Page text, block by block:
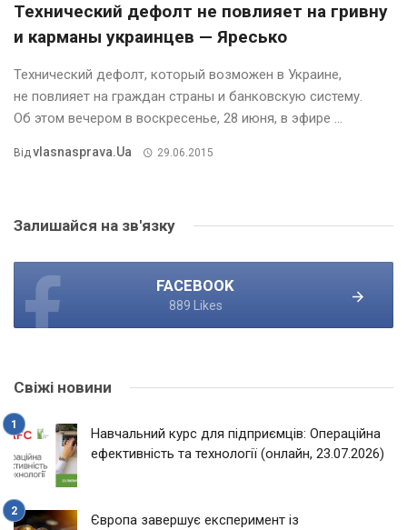
Технический дефолт не повлияет на гривну
и карманы украинцев — Яресько
Технический дефолт, который возможен в Украине,
не повлияет на граждан страны и банковскую систему.
Об этом вечером в воскресенье, 28 июня, в эфире ...
ВідVlasnasprava.ua 29.06.2015
Залишайся на зв'язку
FACEBOOK
889 Likes
Свіжі новини
Навчальний курс для підприємців: Операційна
ефективність та технології (онлайн, 23.07.2026)
Європа завершує експеримент із